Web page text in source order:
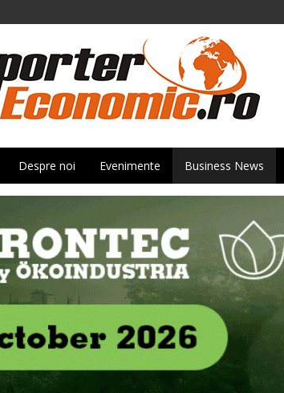
Despre noi Evenimente Business News